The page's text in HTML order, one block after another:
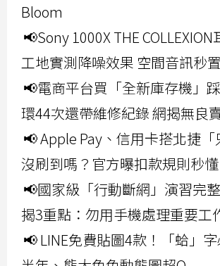
Bloom
📢Sony 1000X THE COLLEXION
工地實測降噪效果 空間音訊秒
📢電商平台買「全新庫存機」
環44次還帶維修紀錄 網揭無良
📢 Apple Pay、信用卡搭北捷
沒刷到嗎？官方曝扣款規則秒懂
📢國家級「行動斷網」演習完
揭3重點：勿用手機處理重要工
📢 LINE免費貼圖4款！「蛤」